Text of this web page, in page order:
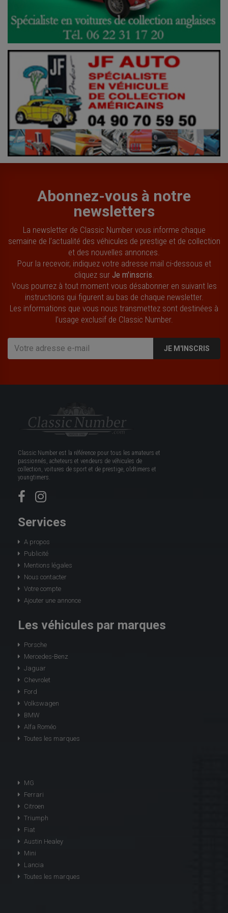
Abonnez-vous à notre
newsletters
La newsletter de Classic Number vous informe chaque
semaine de l’actualité des véhicules de prestige et de collection
et des nouvelles annonces.
Pour la recevoir, indiquez votre adresse mail ci-dessous et
cliquez sur Je m'inscris
Vous pourrez à tout moment vous désabonner en suivant les
instructions qui figurent au bas de chaque newsletter.
Les informations que vous nous transmettez sont destinées à
l’usage exclusif de Classic Number.
JE M'INSCRIS
Classic Number est la référence pour tous les amateurs et
passionnés, acheteurs et vendeurs de véhicules de
collection, voitures de sport et de prestige, oldtimers et
youngtimers.
Services
A propos
Publicité
Mentions légales
Nous contacter
Votre compte
Ajouter une annonce
Les véhicules par marques
Porsche
Mercedes-Benz
Jaguar
Chevrolet
Ford
Volkswagen
BMW
Alfa Roméo
Toutes les marques
MG
Ferrari
Citroen
Triumph
Fiat
Austin Healey
Mini
Lancia
Toutes les marques